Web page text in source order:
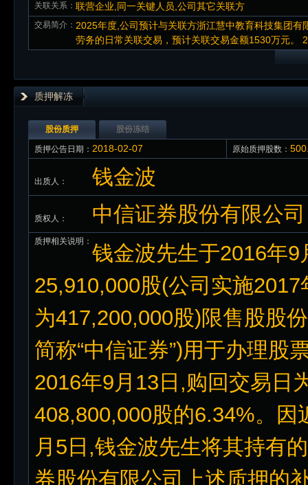
关联关系： 联营企业,同一关键人员,公司其它关联方
交易简介： 2025年度,公司预计与关联方浙江慧中教育科技集团
劳务的日常关联交易，预计关联交易金额1530万元
质押解冻
股份质押 股份冻结
质押公告日期： 2018-02-07 原始质押股数：
出质人： 钱金波
质权人： 中信证券股份有限公司
质押相关说明： 钱金波先生于2016年
25,910,000股(公司实施
为417,200,000股)限售股股
简称“中信证券”)用于办理股
2016年9月13日,购回交易日
408,800,000股的6.34%。
月5日,钱金波先生将其持有
券股份有限公司上述质押的